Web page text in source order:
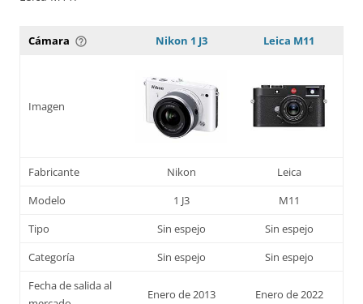
Cámara help_outline Nikon 1 J3 Leica M11
Imagen
Fabricante Nikon
Leica
Modelo
1 J3
M11
Tipo
Sin espejo
Sin espejo
Categoría
Sin espejo
Sin espejo
Fecha de salida al
Enero de 2013 Enero de 2022